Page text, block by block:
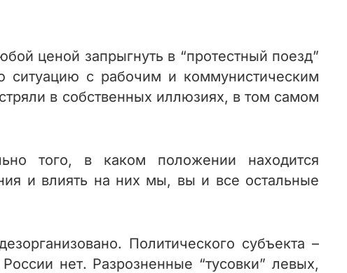
ценой запрыгнуть в “протестный поезд”
ситуацию с рабочим и коммунистическим
в собственных иллюзиях, в том самом
того, в каком положении находится
и влиять на них мы, вы и все остальные
Политического субъекта –
нет. Разрозненные “тусовки” левых,